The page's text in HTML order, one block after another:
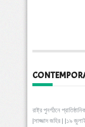
রাষ্ট্র পুনর্গঠনে
|সাজ্জাদ জহির | |১৯